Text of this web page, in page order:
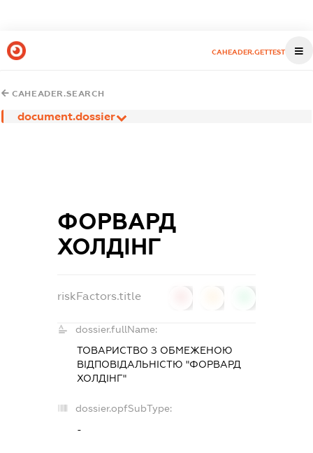
CAHEADER.GETTEST
CAHEADER.SEARCH
document.dossier
ФОРВАРД
ХОЛДІНГ
riskFactors.title
dossier.fullName:
ТОВАРИСТВО З ОБМЕЖЕНОЮ
ВІДПОВІДАЛЬНІСТЮ "ФОРВАРД
ХОЛДІНГ"
dossier.opfSubType:
-